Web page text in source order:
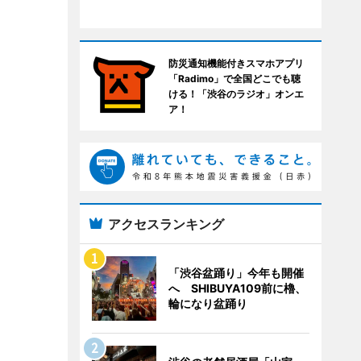
防災通知機能付きスマホアプリ
「Radimo」で全国どこでも聴
ける！「渋谷のラジオ」オンエ
ア！
アクセスランキング
「渋谷盆踊り」今年も開催
へ SHIBUYA109前に櫓、
輪になり盆踊り